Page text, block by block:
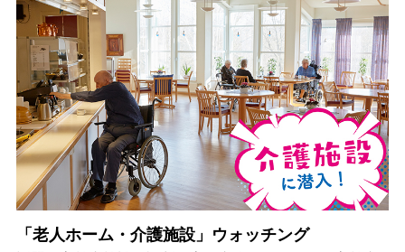
「老人ホーム・介護施設」ウォッチング